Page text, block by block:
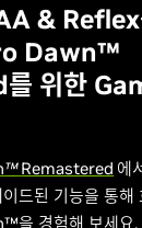
& Reflex
Dawn™
위한
™Remastered 에
드된 기능을 통해
경험해 보세요.